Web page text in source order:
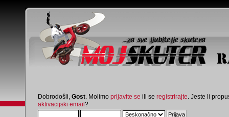
Dobrodošli, Gost . Molimo prijavite se ili se registrirajte . Jeste li
aktivacijski email?